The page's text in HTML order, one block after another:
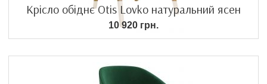
Крісло обіднє Otis Lovko натуральний ясен
10 920 грн.